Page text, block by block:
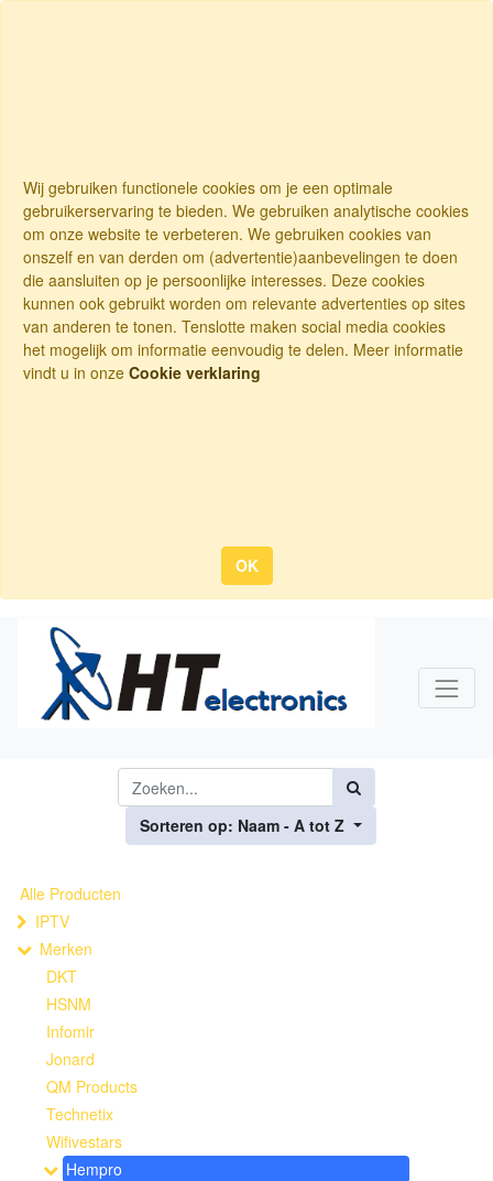
Wij gebruiken functionele cookies om je een optimale
gebruikerservaring te bieden. We gebruiken analytische cookies
om onze website te verbeteren. We gebruiken cookies van
onszelf en van derden om (advertentie)aanbevelingen te doen
die aansluiten op je persoonlijke interesses. Deze cookies
kunnen ook gebruikt worden om relevante advertenties op sites
van anderen te tonen. Tenslotte maken social media cookies
het mogelijk om informatie eenvoudig te delen. Meer informatie
vindt u in onze Cookie verklaring
OK
Sorteren op: Naam - A tot Z
Alle Producten
IPTV
Merken
DKT
HSNM
Infomir
Jonard
QM Products
Technetix
Wifivestars
Hempro